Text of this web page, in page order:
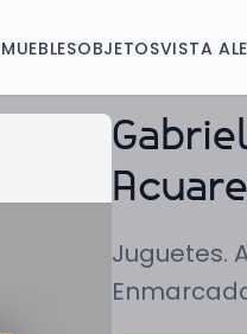
MUEBLESOBJETOSVISTA
Juguetes.